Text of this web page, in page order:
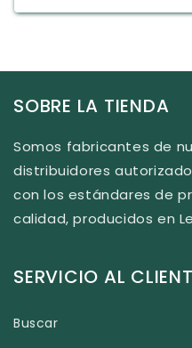
SOBRE LA TIENDA
Somos fabricantes de
distribuidores
con los estándares de
calidad, producidos en
SERVICIO AL
Buscar